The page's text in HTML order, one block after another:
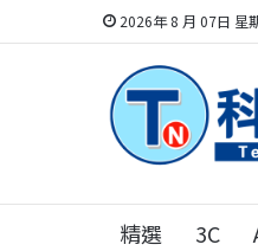
2026年 8 月 07日 星
精選 3C